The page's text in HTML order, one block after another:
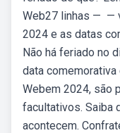
Web27 linhas — —
2024 e as datas
Não há feriado no
data comemorativa
Webem 2024, são
facultativos. Saiba
acontecem.